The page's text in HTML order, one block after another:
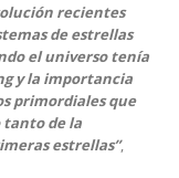
recientes
de estrellas
el universo tenía
y la importancia
primordiales que
de la
estrellas”,